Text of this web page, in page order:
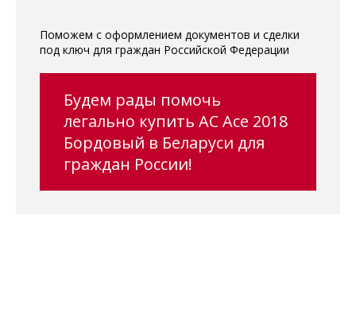
Поможем с оформлением документов и сделки
под ключ для граждан Российской Федерации
Будем рады помочь
легально купить AC Ace 2018
Бордовый в Беларуси для
граждан России!